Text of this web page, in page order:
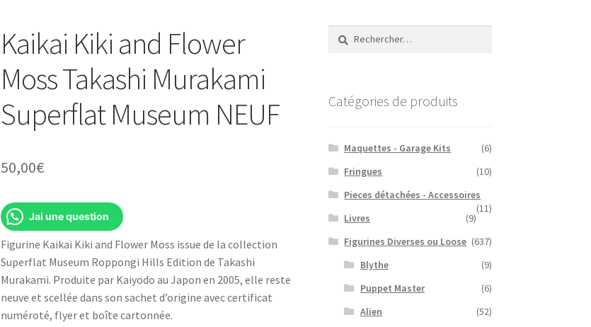
Kaikai Kiki and Flower
Moss Takashi Murakami
Superflat Museum NEUF
50,00€
Jai une question
Figurine Kaikai Kiki and Flower Moss issue de la collection
Superflat Museum Roppongi Hills Edition de Takashi
Murakami. Produite par Kaiyodo au Japon en 2005, elle reste
neuve et scellée dans son sachet d’origine avec certificat
numéroté, flyer et boîte cartonnée.
Rechercher :
Catégories de produits
Maquettes - Garage Kits
(6)
Fringues
(10)
Pieces détachées - Accessoires
(11)
Livres
(9)
Figurines Diverses ou Loose (637)
Blythe
(9)
Puppet Master
(6)
Alien
(52)